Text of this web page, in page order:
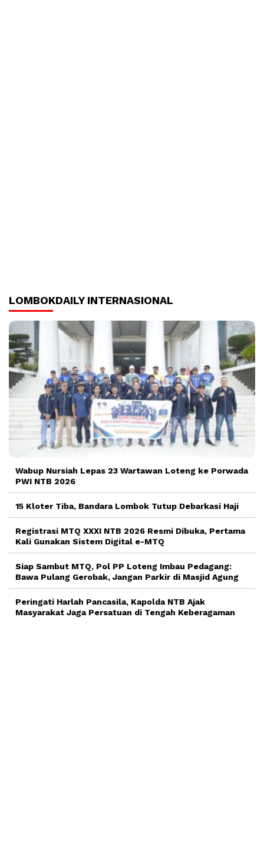
LOMBOKDAILY INTERNASIONAL
Wabup Nursiah Lepas 23 Wartawan Loteng ke Porwada
PWI NTB 2026
15 Kloter Tiba, Bandara Lombok Tutup Debarkasi Haji
Registrasi MTQ XXXI NTB 2026 Resmi Dibuka, Pertama
Kali Gunakan Sistem Digital e-MTQ
Siap Sambut MTQ, Pol PP Loteng Imbau Pedagang:
Bawa Pulang Gerobak, Jangan Parkir di Masjid Agung
Peringati Harlah Pancasila, Kapolda NTB Ajak
Masyarakat Jaga Persatuan di Tengah Keberagaman